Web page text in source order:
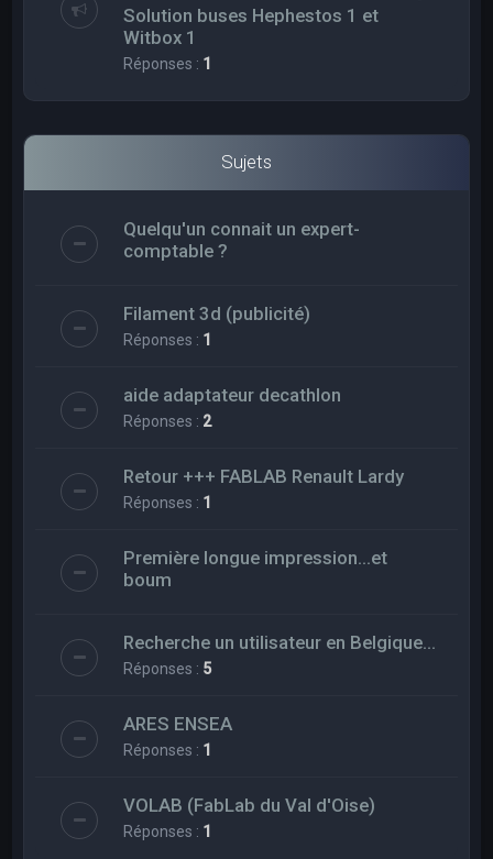
Solution buses Hephestos 1 et
Witbox 1
Réponses : 1
Sujets
Quelqu'un connait un expert-
comptable ?
Filament 3d (publicité)
Réponses : 1
aide adaptateur decathlon
Réponses : 2
Retour +++ FABLAB Renault Lardy
Réponses : 1
Première longue impression...et
boum
Recherche un utilisateur en Belgique...
Réponses : 5
ARES ENSEA
Réponses : 1
VOLAB (FabLab du Val d'Oise)
Réponses : 1